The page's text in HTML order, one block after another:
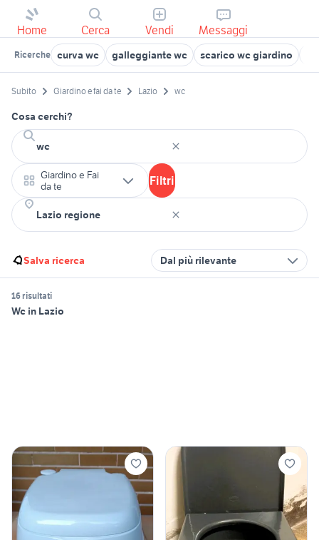
Home Cerca Vendi Messaggi
Ricerche curva wc galleggiante wc scarico wc giardino
Subito Giardino e fai da te Lazio wc
Cosa cerchi?
Giardino e Fai
da te
Filtri
Salva ricerca Dal più rilevante
16 risultati
Wc in Lazio